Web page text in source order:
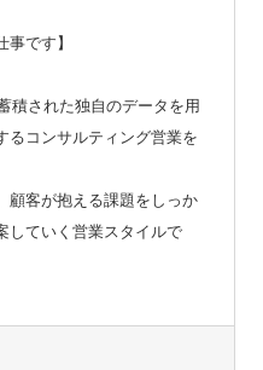
事です】
積された独自のデータを用
るコンサルティング営業を
顧客が抱える課題をしっか
していく営業スタイルで